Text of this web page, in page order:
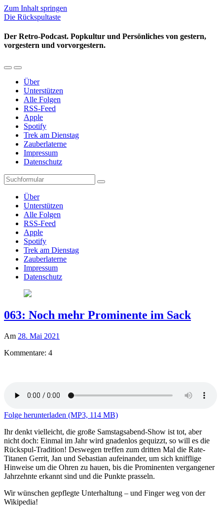
Zum Inhalt springen
Die Rückspultaste
Der Retro-Podcast. Popkultur und Persönliches von gestern,
vorgestern und vorvorgestern.
Mobil-
umschalten
Suchfeld
umschalten
Über
Unterstützen
Alle Folgen
RSS-Feed
Apple
Spotify
Trek am Dienstag
Zauberlaterne
Impressum
Datenschutz
Suchen
Über
Unterstützen
Alle Folgen
RSS-Feed
Apple
Spotify
Trek am Dienstag
Zauberlaterne
Impressum
Datenschutz
063: Noch mehr Prominente im Sack
Am 28. Mai 2021
Kommentare: 4
Folge herunterladen (MP3, 114 MB)
Ihr denkt vielleicht, die große Samstagsabend-Show ist tot, aber
nicht doch: Einmal im Jahr wird gnadenlos gequizzt, so will es die
Rückspul-Tradition! Deswegen treffen zum dritten Mal die Rate-
Titanen Gerrit, Jan und Sebastian aufeinander, um sich knifflige
Hinweise um die Ohren zu hauen, bis die Prominenten vergangener
Jahrzehnte erkannt sind und die Punkte prasseln.
Wir wünschen gepflegte Unterhaltung – und Finger weg von der
Wikipedia!